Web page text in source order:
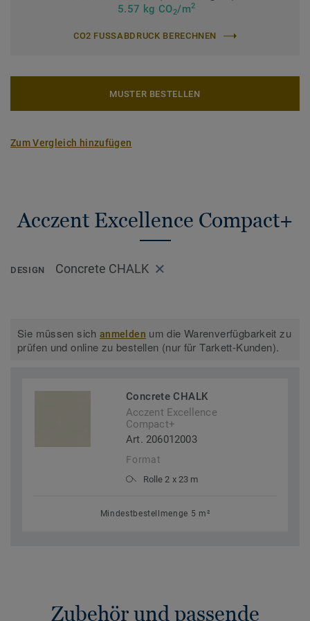
5.57 kg CO2/m2
CO2 FUSSABDRUCK BERECHNEN
MUSTER BESTELLEN
Zum Vergleich hinzufügen
Acczent Excellence Compact+
DESIGN Concrete CHALK
Sie müssen sichanmelden um die Warenverfügbarkeit zu
prüfen und online zu bestellen (nur für Tarkett-Kunden).
Concrete CHALK
Acczent Excellence
Compact+
Art. 206012003
Format
Rolle 2 x 23 m
Mindestbestellmenge 5 m²
Zubehör und passende